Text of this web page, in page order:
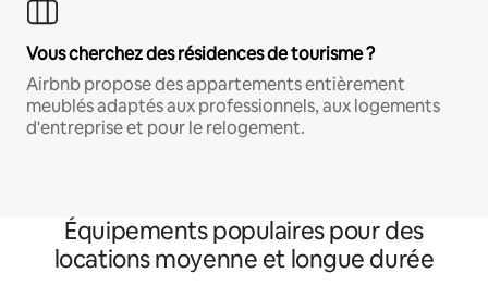
Vous cherchez des résidences de tourisme ?
Airbnb propose des appartements entièrement
meublés adaptés aux professionnels, aux logements
d'entreprise et pour le relogement.
Équipements populaires pour des
locations moyenne et longue durée